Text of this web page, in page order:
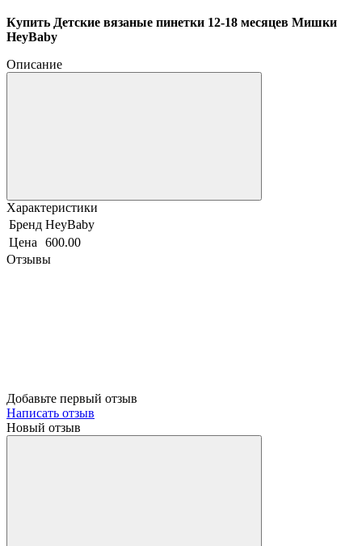
Купить Детские вязаные пинетки 12-18 месяцев Мишки
HeyBaby
Описание
Характеристики
Бренд HeyBaby
Цена
600.00
Отзывы
Добавьте первый отзыв
Написать отзыв
Новый отзыв